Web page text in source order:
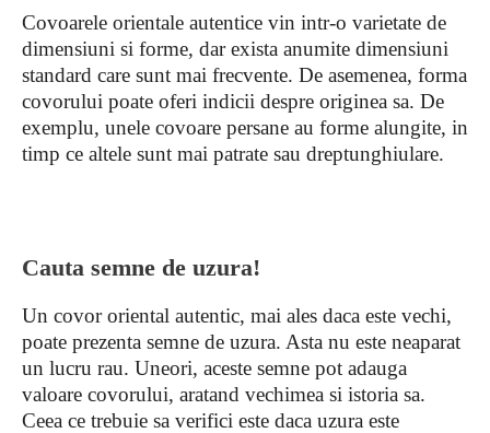
Covoarele orientale autentice vin intr-o varietate de
dimensiuni si forme, dar exista anumite dimensiuni
standard care sunt mai frecvente. De asemenea, forma
covorului poate oferi indicii despre originea sa. De
exemplu, unele covoare persane au forme alungite, in
timp ce altele sunt mai patrate sau dreptunghiulare.
Cauta semne de uzura!
Un covor oriental autentic, mai ales daca este vechi,
poate prezenta semne de uzura. Asta nu este neaparat
un lucru rau. Uneori, aceste semne pot adauga
valoare covorului, aratand vechimea si istoria sa.
Ceea ce trebuie sa verifici este daca uzura este